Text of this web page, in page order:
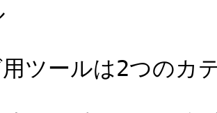
ツールは2つのカ